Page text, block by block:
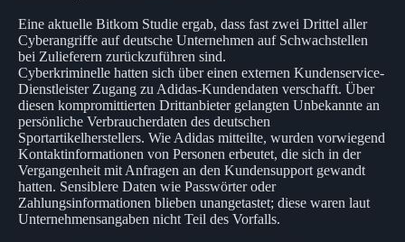
Eine aktuelle Bitkom Studie ergab, dass fast zwei Drittel aller
Cyberangriffe auf deutsche Unternehmen auf Schwachstellen
bei Zulieferern zurückzuführen sind.
Cyberkriminelle hatten sich über einen externen Kundenservice-
Dienstleister Zugang zu Adidas-Kundendaten verschafft. Über
diesen kompromittierten Drittanbieter gelangten Unbekannte an
persönliche Verbraucherdaten des deutschen
Sportartikelherstellers. Wie Adidas mitteilte, wurden vorwiegend
Kontaktinformationen von Personen erbeutet, die sich in der
Vergangenheit mit Anfragen an den Kundensupport gewandt
hatten. Sensiblere Daten wie Passwörter oder
Zahlungsinformationen blieben unangetastet; diese waren laut
Unternehmensangaben nicht Teil des Vorfalls.